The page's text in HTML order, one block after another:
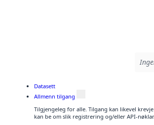
Datasett
Allmenn tilgang
Tilgjengeleg for alle. Tilgang kan likevel
kan be om slik registrering og/eller API-nøklar.